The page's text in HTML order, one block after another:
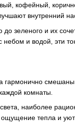
кофейный,
внутренний
зеленого и их
и водой, эти
гармонично
комнаты.
наиболее
тепла и